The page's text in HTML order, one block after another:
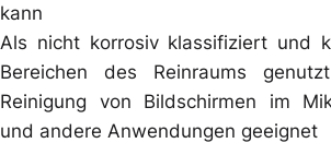
kann
Als nicht korrosiv klassifiziert und
Bereichen des Reinraums
Reinigung von Bildschirmen im
und andere Anwendungen geeignet